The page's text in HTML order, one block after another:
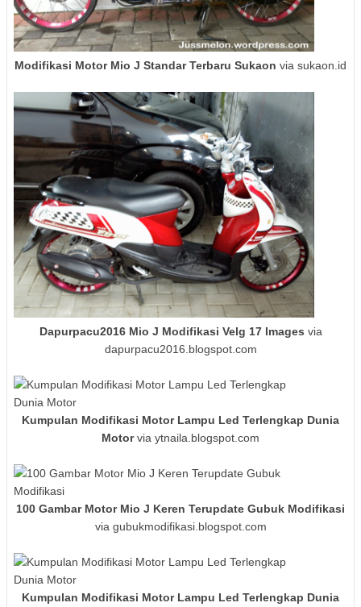
Modifikasi Motor Mio J Standar Terbaru Sukaon via sukaon.id
Dapurpacu2016 Mio J Modifikasi Velg 17 Images via
dapurpacu2016.blogspot.com
Kumpulan Modifikasi Motor Lampu Led Terlengkap Dunia
Motorvia ytnaila.blogspot.com
100 Gambar Motor Mio J Keren Terupdate Gubuk Modifikasi
via gubukmodifikasi.blogspot.com
Kumpulan Modifikasi Motor Lampu Led Terlengkap Dunia